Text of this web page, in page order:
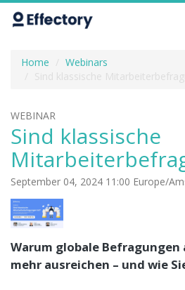
Home
Webinars
Sind klassische
WEBINAR
Sind klassische
September 04, 2024 11:00 Europe/
Warum globale
mehr ausreichen – und wie